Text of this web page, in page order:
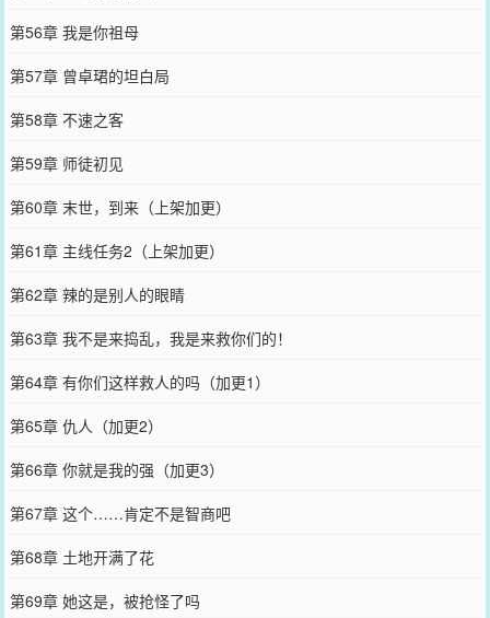
第56章 我是你祖母
第57章 曾卓珺的坦白局
第58章 不速之客
第59章 师徒初见
第60章 末世，到来（上架加更）
第61章 主线任务2（上架加更）
第62章 辣的是别人的眼睛
第63章 我不是来捣乱，我是来救你们的！
第64章 有你们这样救人的吗（加更1）
第65章 仇人（加更2）
第66章 你就是我的强（加更3）
第67章 这个……肯定不是智商吧
第68章 土地开满了花
第69章 她这是，被抢怪了吗